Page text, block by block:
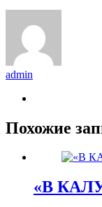
admin
Похожие
«В